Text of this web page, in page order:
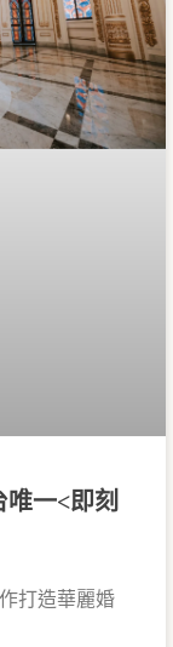
唯一<即刻
打造華麗婚